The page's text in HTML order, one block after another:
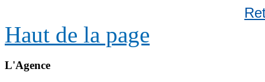
Haut de la page
L'Agence